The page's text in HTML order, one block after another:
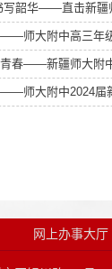
写韶华——直击新疆
师大附中高三年
春——新疆师大附
师大附中2024届
网上办事大厅